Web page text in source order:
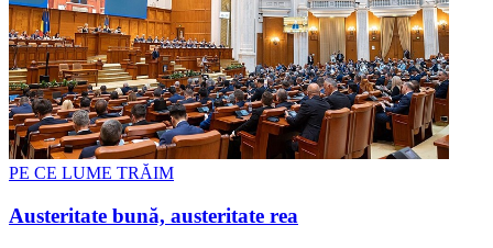
PE CE LUME TRĂIM
Austeritate bună, austeritate rea